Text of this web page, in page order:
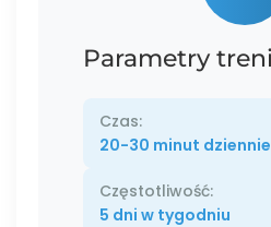
Parametry
Czas:
20-30 minut dziennie
Częstotliwość:
5 dni w tygodniu